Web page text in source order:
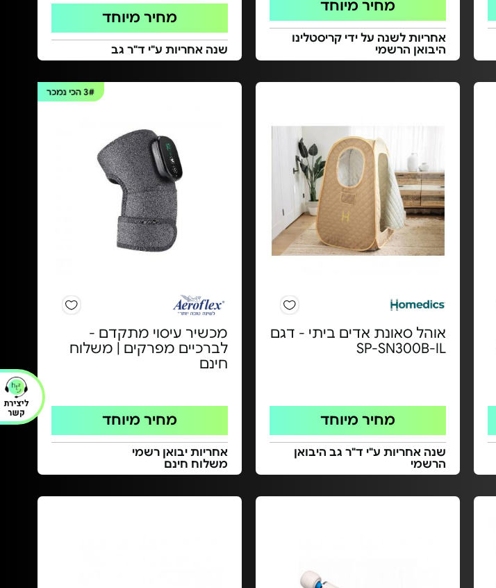
מחיר מיוחד
אחריות לשנה על ידי קריסטלינו
היבואן הרשמי
מחיר מיוחד
שנה אחריות ע"י ד"ר גב
אוהל סאונת אדים ביתי - דגם
SP-SN300B-IL
מחיר מיוחד
שנה אחריות ע"י ד"ר גב היבואן
הרשמי
3#הכי נמכר
מכשיר עיסוי מתקדם -
לברכיים מפרקים | משלוח
חינם
מחיר מיוחד
אחריות יבואן רשמי
משלוח חינם